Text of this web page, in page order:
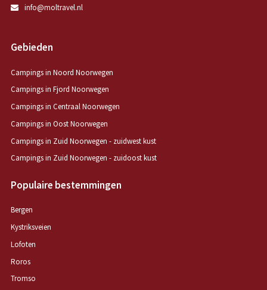
info@moltravel.nl
Gebieden
Campings in Noord Noorwegen
Campings in Fjord Noorwegen
Campings in Centraal Noorwegen
Campings in Oost Noorwegen
Campings in Zuid Noorwegen - zuidwest kust
Campings in Zuid Noorwegen - zuidoost kust
Populaire bestemmingen
Bergen
Kystriksveien
Lofoten
Roros
Tromso